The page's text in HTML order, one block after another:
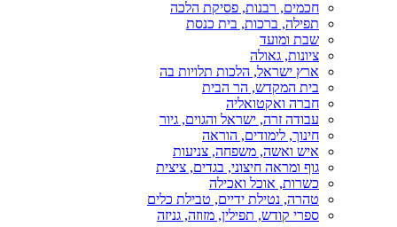
חכמים, רבנות, פסיקת הלכה
תפילה, ברכות, בית כנסת
שבת ומועד
ציונות, גאולה
ארץ ישראל, הלכות תלויות בה
בית המקדש, הר הבית
חברה ואקטואליה
עבודה זרה, ישראל והגוים, גיור
חינוך, לימודים, הוראה
איש ואשה, משפחה, צניעות
גוף ומראה חיצוני, בגדים, ציצית
כשרות, אוכל ואכילה
טהרה, נטילת ידיים, טבילת כלים
ספרי קודש, תפילין, מזוזה, גניזה